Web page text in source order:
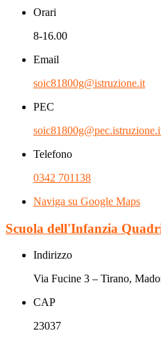
Orari
8-16.00
Email
soic81800g@istruzione.it
PEC
Telefono
0342 701138
Naviga su Google Maps
Scuola dell'Infanzia
Indirizzo
Via Fucine 3 – Tirano,
CAP
23037